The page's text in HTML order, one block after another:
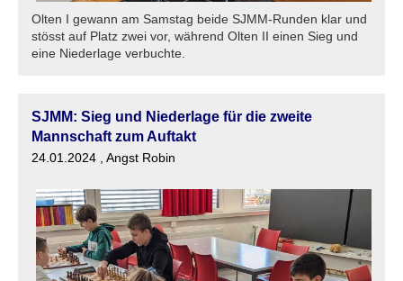
Olten I gewann am Samstag beide SJMM-Runden klar und
stösst auf Platz zwei vor, während Olten II einen Sieg und
eine Niederlage verbuchte.
SJMM: Sieg und Niederlage für die zweite
Mannschaft zum Auftakt
24.01.2024 , Angst Robin